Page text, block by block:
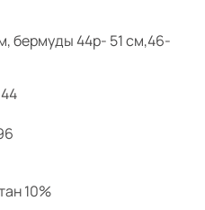
бермуды 44р- 51 см,46-
10%